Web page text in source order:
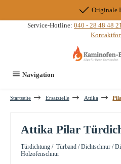
Originale
Service-Hotline: 040 - 28 48 48
Navigation
Startseite Ersatzteile Attika
Attika Pilar
Türdichtung / Türband / Dichtschnur /
Holzofenschnur